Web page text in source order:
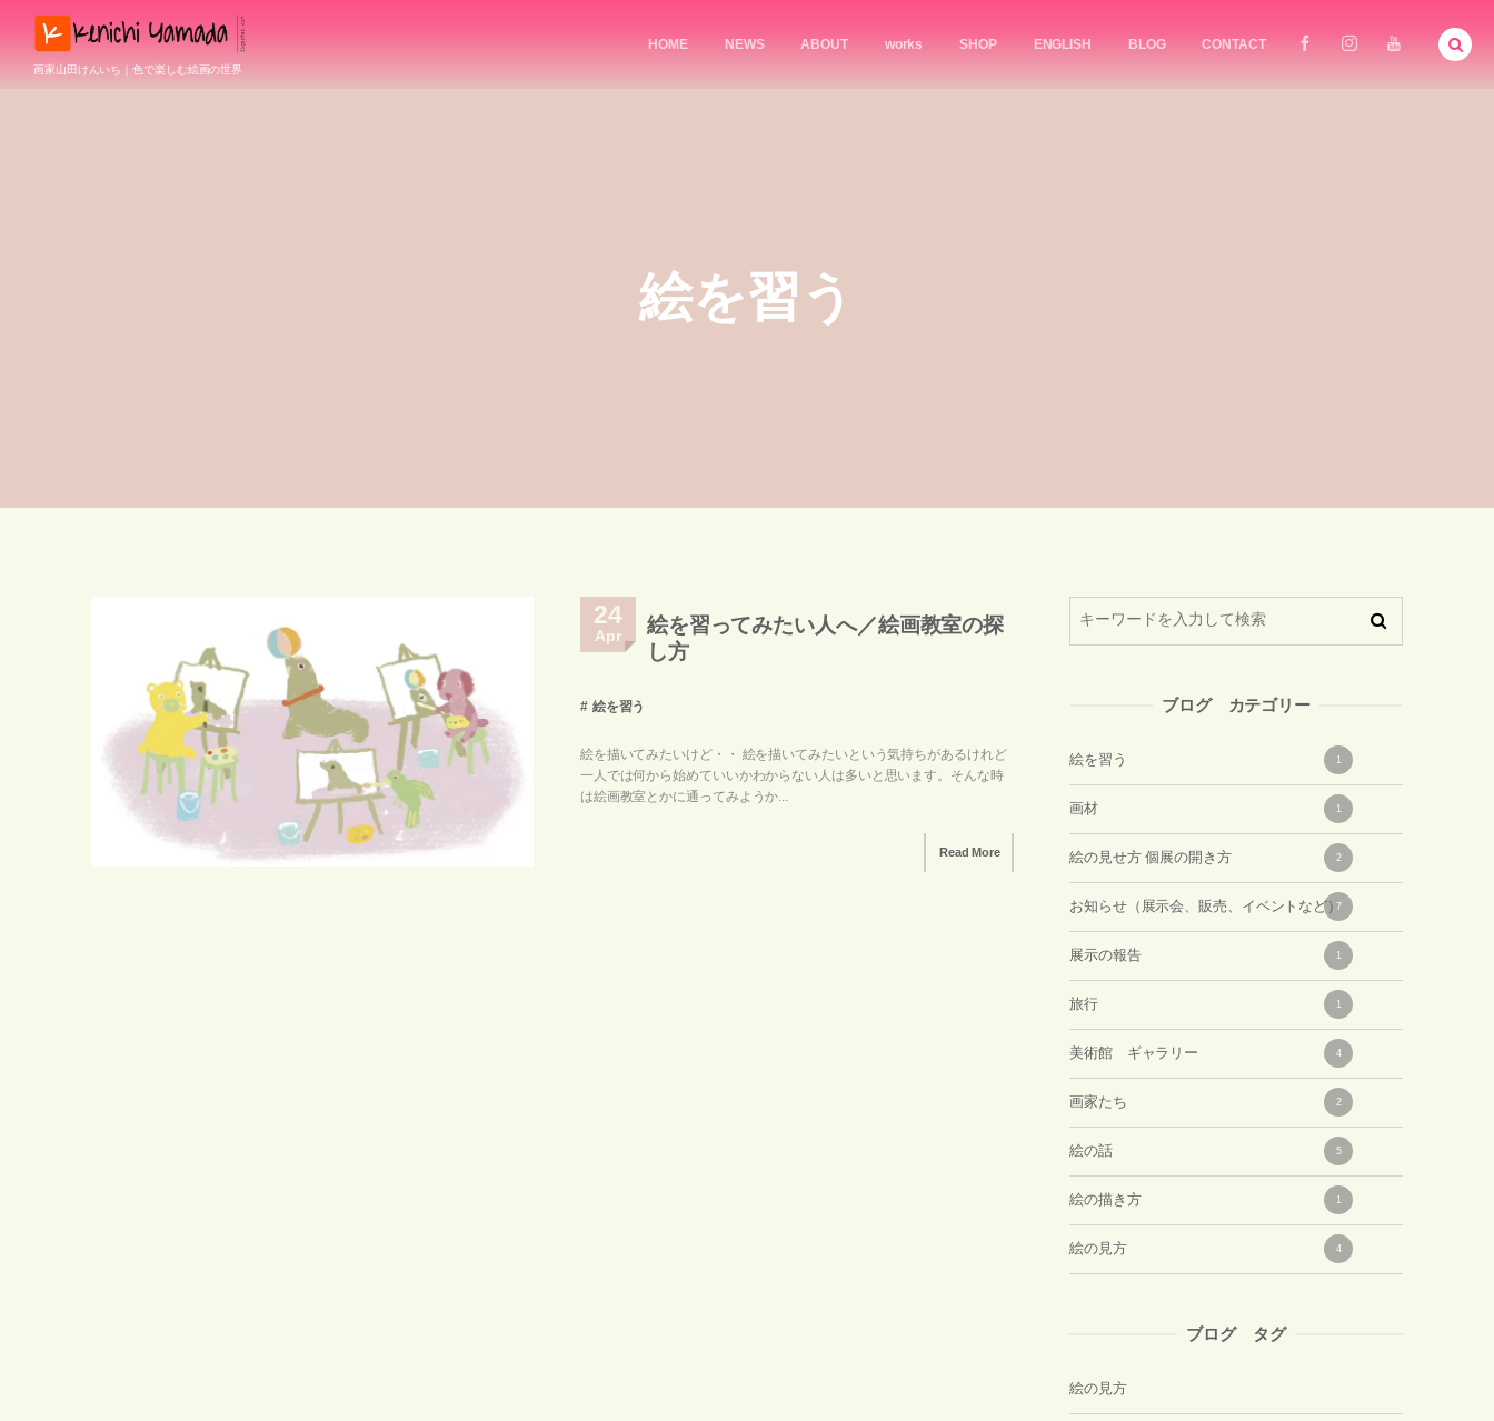
画家山田けんいち｜色で楽しむ絵画の世界
HOME NEWS ABOUT works SHOP ENGLISH BLOG CONTACT
絵を習う
24
Apr
絵を習ってみたい人へ／絵画教室の探
し方
絵を習う
絵を描いてみたいけど・・ 絵を描いてみたいという気持ちがあるけれど
一人では何から始めていいかわからない人は多いと思います。そんな時
は絵画教室とかに通ってみようか...
Read More
ブログ カテゴリー
絵を習う 1
画材 1
絵の見せ方 個展の開き方 2
お知らせ（展示会、販売、イベントなど）
7
展示の報告 1
旅行 1
美術館 ギャラリー 4
画家たち 2
絵の話 5
絵の描き方 1
絵の見方 4
ブログ タグ
絵の見方